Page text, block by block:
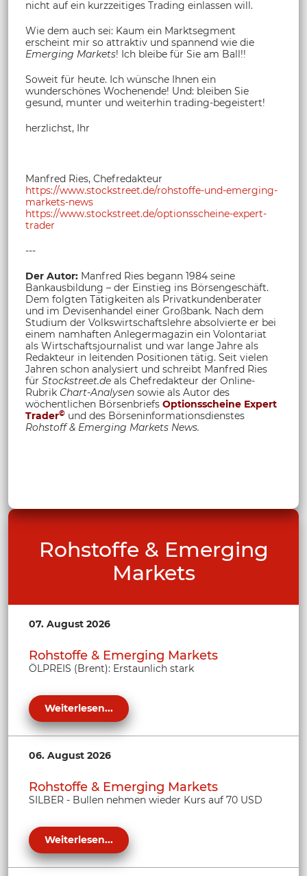
nicht auf ein kurzzeitiges Trading einlassen will.
Wie dem auch sei: Kaum ein Marktsegment
erscheint mir so attraktiv und spannend wie die
Emerging Markets! Ich bleibe für Sie am Ball!!
Soweit für heute. Ich wünsche Ihnen ein
wunderschönes Wochenende! Und: bleiben Sie
gesund, munter und weiterhin trading-begeistert!
herzlichst, Ihr
Manfred Ries, Chefredakteur
https://www.stockstreet.de/rohstoffe-und-emerging-
markets-news
https://www.stockstreet.de/optionsscheine-expert-
trader
---
Der Autor: Manfred Ries begann 1984 seine
Bankausbildung – der Einstieg ins Börsengeschäft.
Dem folgten Tätigkeiten als Privatkundenberater
und im Devisenhandel einer Großbank. Nach dem
Studium der Volkswirtschaftslehre absolvierte er bei
einem namhaften Anlegermagazin ein Volontariat
als Wirtschaftsjournalist und war lange Jahre als
Redakteur in leitenden Positionen tätig. Seit vielen
Jahren schon analysiert und schreibt Manfred Ries
für Stockstreet.de als Chefredakteur der Online-
Rubrik Chart-Analysen sowie als Autor des
wöchentlichen Börsenbriefs Optionsscheine Expert
Trader© und des Börseninformationsdienstes
Rohstoff & Emerging Markets News.
Rohstoffe & Emerging
Markets
07. August 2026
Rohstoffe & Emerging Markets
ÖLPREIS (Brent): Erstaunlich stark
Weiterlesen...
06. August 2026
Rohstoffe & Emerging Markets
SILBER - Bullen nehmen wieder Kurs auf 70 USD
Weiterlesen...